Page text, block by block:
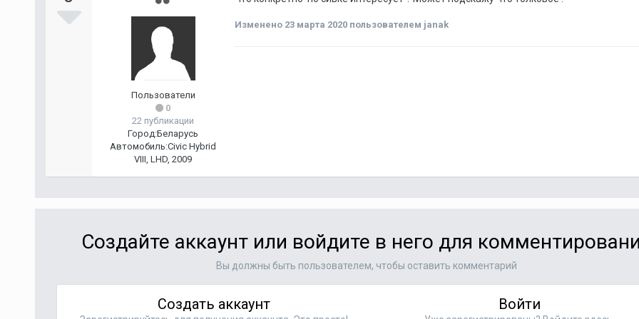
Пользователи
0
22 публикации
Город:Беларусь
Автомобиль:Civic Hybrid
VIII, LHD, 2009
Изменено 23 марта 2020пользователем janak
Создайте аккаунт или войдите в него для
Вы должны быть пользователем, чтобы оставить комментарий
Создать аккаунт Войти